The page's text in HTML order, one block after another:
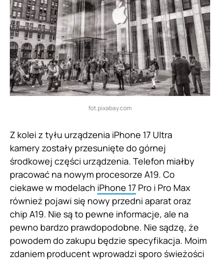
fot.pixabay.com
Z kolei z tyłu urządzenia iPhone 17 Ultra
kamery zostały przesunięte do górnej
środkowej części urządzenia. Telefon miałby
pracować na nowym procesorze A19. Co
ciekawe w modelach iPhone 17 Pro i Pro Max
również pojawi się nowy przedni aparat oraz
chip A19. Nie są to pewne informacje, ale na
pewno bardzo prawdopodobne. Nie sądzę, że
powodem do zakupu będzie specyfikacja. Moim
zdaniem producent wprowadzi sporo świeżości